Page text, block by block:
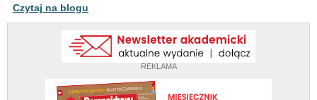
REKLAMA
Czytaj na blogu